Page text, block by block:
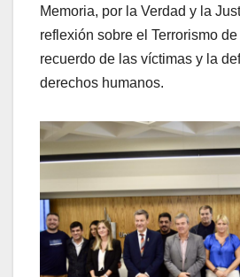
Memoria, por la Verdad y la
reflexión sobre el Terrorismo de
recuerdo de las víctimas y la
derechos humanos.